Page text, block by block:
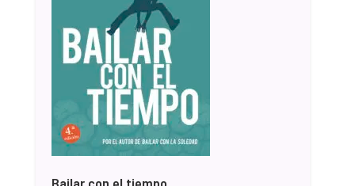
Bailar con el tiempo